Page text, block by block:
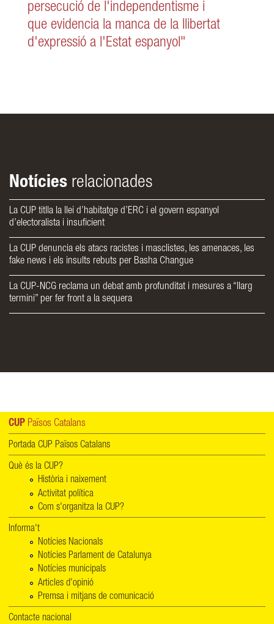
persecució de l'independentisme i
que evidencia la manca de la llibertat
d'expressió a l'Estat espanyol"
Notícies relacionades
La CUP titlla la llei d’habitatge d’ERC i el govern espanyol
d’electoralista i insuficient
La CUP denuncia els atacs racistes i masclistes, les amenaces, les
fake news i els insults rebuts per Basha Changue
La CUP-NCG reclama un debat amb profunditat i mesures a “llarg
termini” per fer front a la sequera
CUP Països Catalans
Portada CUP Països Catalans
Què és la CUP?
Història i naixement
Activitat política
Com s'organitza la CUP?
Informa't
Notícies Nacionals
Notícies Parlament de Catalunya
Notícies municipals
Articles d'opinió
Premsa i mitjans de comunicació
Contacte nacional